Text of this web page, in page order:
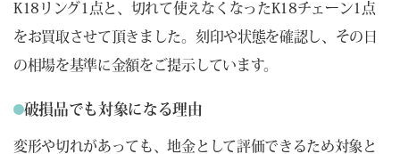
K18リング1点と、切れて使えなくなったK18チェーン1点
をお買取させて頂きました。刻印や状態を確認し、その日
の相場を基準に金額をご提示しています。
破損品でも対象になる理由
変形や切れがあっても、地金として評価できるため対象と